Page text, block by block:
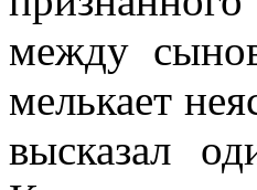
между
мелькает
высказал